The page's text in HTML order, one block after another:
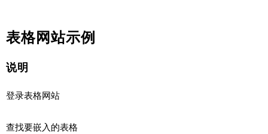
表格网站示例
说明
登录表格网站
查找要嵌入的表格